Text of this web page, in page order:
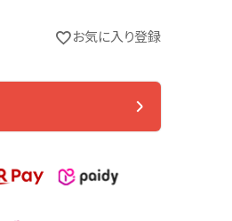
お気に入り登録